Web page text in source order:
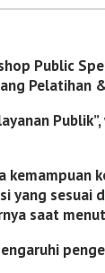
Public
Pelatihan
yang
saat